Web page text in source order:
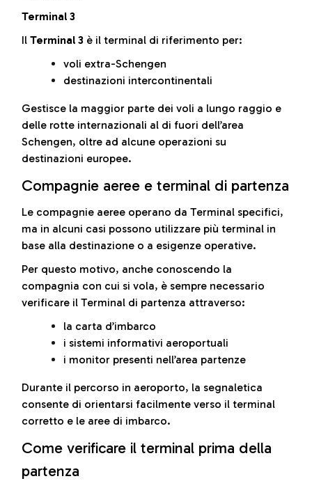
Terminal 3
Il Terminal 3 è il terminal di riferimento per:
voli extra-Schengen
destinazioni intercontinentali
Gestisce la maggior parte dei voli a lungo raggio e
delle rotte internazionali al di fuori dell’area
Schengen, oltre ad alcune operazioni su
destinazioni europee.
Compagnie aeree e terminal di partenza
Le compagnie aeree operano da Terminal specifici,
ma in alcuni casi possono utilizzare più terminal in
base alla destinazione o a esigenze operative.
Per questo motivo, anche conoscendo la
compagnia con cui si vola, è sempre necessario
verificare il Terminal di partenza attraverso:
la carta d’imbarco
i sistemi informativi aeroportuali
i monitor presenti nell’area partenze
Durante il percorso in aeroporto, la segnaletica
consente di orientarsi facilmente verso il terminal
corretto e le aree di imbarco.
Come verificare il terminal prima della
partenza